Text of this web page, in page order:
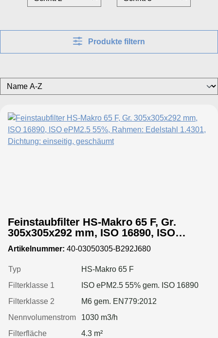
Produkte filtern
Feinstaubfilter HS-Makro 65 F, Gr.
305x305x292 mm, ISO 16890, ISO
ePM2.5 55%, Rahmen: Edelstahl 1.4301,
Dichtung: einseitig, geschäumt
Artikelnummer: 40-03050305-B292J680
Typ
HS-Makro 65 F
Filterklasse 1
ISO ePM2.5 55% gem. ISO 16890
Filterklasse 2
M6 gem. EN779:2012
Nennvolumenstrom
1030 m3/h
Filterfläche
4.3 m²